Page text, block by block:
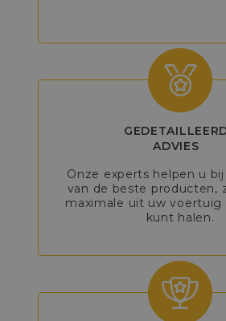
ADVIES
Onze experts helpen u
van de beste producten,
maximale uit uw voertuig
kunt halen.